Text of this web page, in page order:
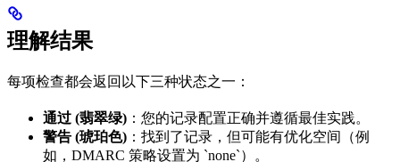
理解结果
每项检查都会返回以下三种状态之一：
通过 (翡翠绿) ：您的记录配置正确并遵循最佳实践。
警告 (琥珀色) ：找到了记录，但可能有优化空间（例
如，DMARC 策略设置为 `none`）。